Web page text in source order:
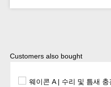
Skip product gallery
Customers also bought